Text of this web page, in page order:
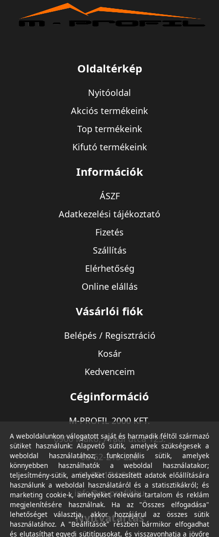
Oldaltérkép
Nyitóoldal
Akciós termékeink
Top termékeink
Kifutó termékeink
Információk
ÁSZF
Adatkezelési tájékoztató
Fizetés
Szállítás
Elérhetőség
Online elállás
Vásárlói fiók
Belépés / Regisztráció
Kosár
Kedvenceim
Céginformáció
M-PROFIL 2000 KFT.
6900 Makó, Aradi utca 125.
06-62-213-220
06-30-174-9490
info@m-profil.hu
Nyitvatartás
A weboldalunkon válogatott saját és harmadik féltől származó
sütiket használunk: Alapvető sütik, amelyek szükségesek a
weboldal használatához; funkcionális sütik, amelyek
könnyebben használhatók a weboldal használatakor;
teljesítmény-sütik, amelyeket összesített adatok előállítására
használunk a weboldal használatáról és a statisztikákról; és
marketing cookie-k, amelyeket releváns tartalom és reklám
megjelenítésére használnak. Ha az "Összes elfogadása"
lehetőséget választja, akkor hozzájárul az összes sütik
használatához. A "Beállítások" részben bármikor elfogadhat
és elutasíthat egyedi sütitípusokat, és visszavonhatja a jövőre